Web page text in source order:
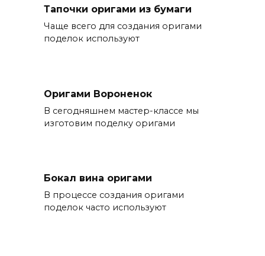
Тапочки оригами из бумаги
Чаще всего для создания оригами
поделок используют
Оригами Вороненок
В сегодняшнем мастер-классе мы
изготовим поделку оригами
Бокал вина оригами
В процессе создания оригами
поделок часто используют